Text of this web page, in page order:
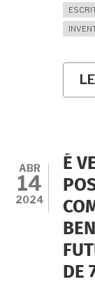
ABR
14
2024
É
DE